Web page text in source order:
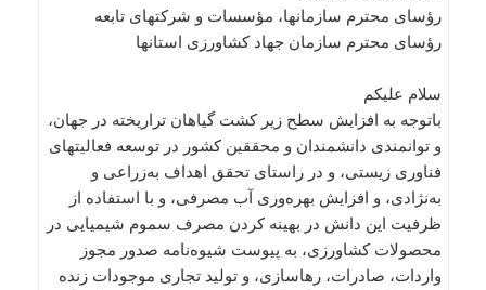
رؤسای محترم سازمانها، مؤسسات و شرکتهای تابعه
رؤسای محترم سازمان جهاد کشاورزی استانها
سلام علیکم
باتوجه به افزایش سطح زیر کشت گیاهان تراریخته در جهان،
و توانمندی دانشمندان و محققین کشور در توسعه فعالیتهای
فناوری زیستی، و در راستای تحقق اهداف به‌زراعی و
به‌نژادی، و افزایش بهره‌وری آب مصرفی، و با استفاده از
ظرفیت این دانش در بهینه کردن مصرف سموم شیمیایی در
محصولات کشاورزی، به پیوست شیوه‌نامه صدور مجوز
واردات، صادرات، رهاسازی، و تولید تجاری‌ موجودات زنده